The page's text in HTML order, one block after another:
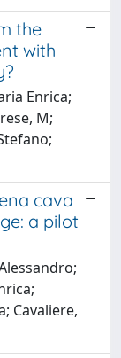
the
with
Enrica;
M;
cava
a pilot
Cavaliere,